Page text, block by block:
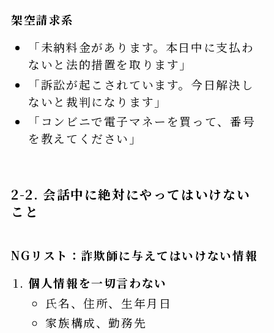
架空請求系
「未納料金があります。本日中に支払わ
ないと法的措置を取ります」
「訴訟が起こされています。今日解決し
ないと裁判になります」
「コンビニで電子マネーを買って、番号
を教えてください」
2-2. 会話中に絶対にやってはいけない
こと
NGリスト：詐欺師に与えてはいけない情報
個人情報を一切言わない
氏名、住所、生年月日
家族構成、勤務先